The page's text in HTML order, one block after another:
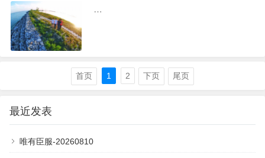
…
首页 1 2 下页 尾页
最近发表
唯有臣服-20260810